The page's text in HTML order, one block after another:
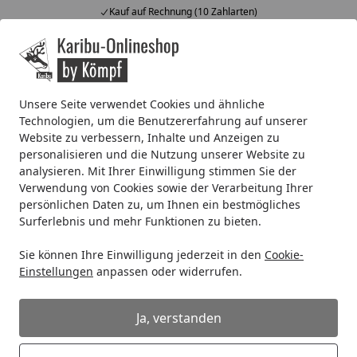
Unsere Seite verwendet Cookies und ähnliche
Technologien, um die Benutzererfahrung auf unserer
Website zu verbessern, Inhalte und Anzeigen zu
personalisieren und die Nutzung unserer Website zu
analysieren. Mit Ihrer Einwilligung stimmen Sie der
Verwendung von Cookies sowie der Verarbeitung Ihrer
persönlichen Daten zu, um Ihnen ein bestmögliches
Surferlebnis und mehr Funktionen zu bieten.
Sie können Ihre Einwilligung jederzeit in den Cookie-
Einstellungen anpassen oder widerrufen.
Ja, verstanden
Kauf auf Rechnung (10 Zahlarten)
Alle Produkte
Mein Konto
Startseite
Kinderspielgeräte Spielturm Akubi Kinderspielturm
Akubi Kinderspielturm Lotti inkl.
Doppelschaukel, Klettergerüst,
Anbauplattform und Kletterwand